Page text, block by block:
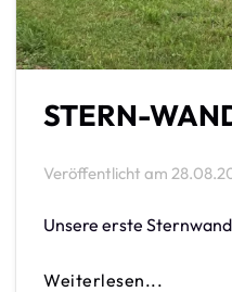
STERN-
Veröffentlicht am
Unsere erste
Weiterlesen...